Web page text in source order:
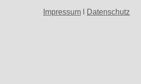
Impressum
Datenschutz